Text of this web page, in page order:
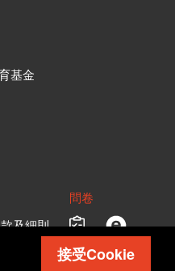
基金
及細則
問卷
接受Cookie